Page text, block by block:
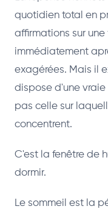
quotidien total en
affirmations sur
immédiatement
exagérées. Mais il
dispose d'une
pas celle sur
concentrent.
C'est la fenêtre de
dormir.
Le sommeil est la